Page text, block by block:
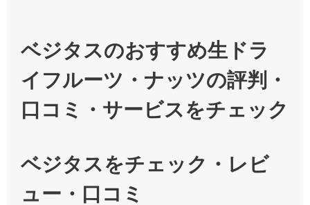
ベジタスのおすすめ生ドラ
イフルーツ・ナッツの評判・
口コミ・サービスをチェック
ベジタスをチェック・レビ
ュー・口コミ